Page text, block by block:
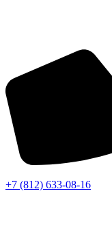
+7 (812) 633-08-16